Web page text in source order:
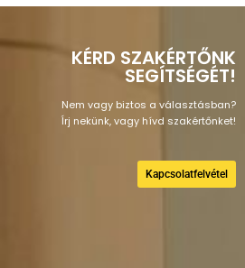
KÉRD SZAKÉRTŐNK
SEGÍTSÉGÉT!
Nem vagy biztos a választásban?
Írj nekünk, vagy hívd szakértőnket!
Kapcsolatfelvétel